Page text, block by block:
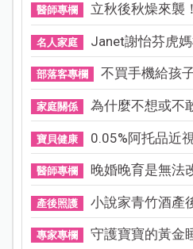
醫師專欄 立秋後秋燥來襲
名人家庭 Janet謝怡芬虎
部落客專欄 不買手機給孩
家庭關係 為什麼不想或不
寶貝健康 0.05%阿托品近
醫師專欄 晚婚晚育是無法
產後照護 小說家青竹酒產
專家專欄 守護寶寶的黃金